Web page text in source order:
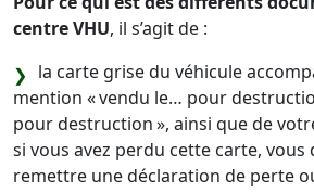
centre VHU, il s’agit de :
la carte grise du véhicule
mention « vendu le… pour
pour destruction », ainsi que de
si vous avez perdu cette carte, vous
remettre une déclaration de perte